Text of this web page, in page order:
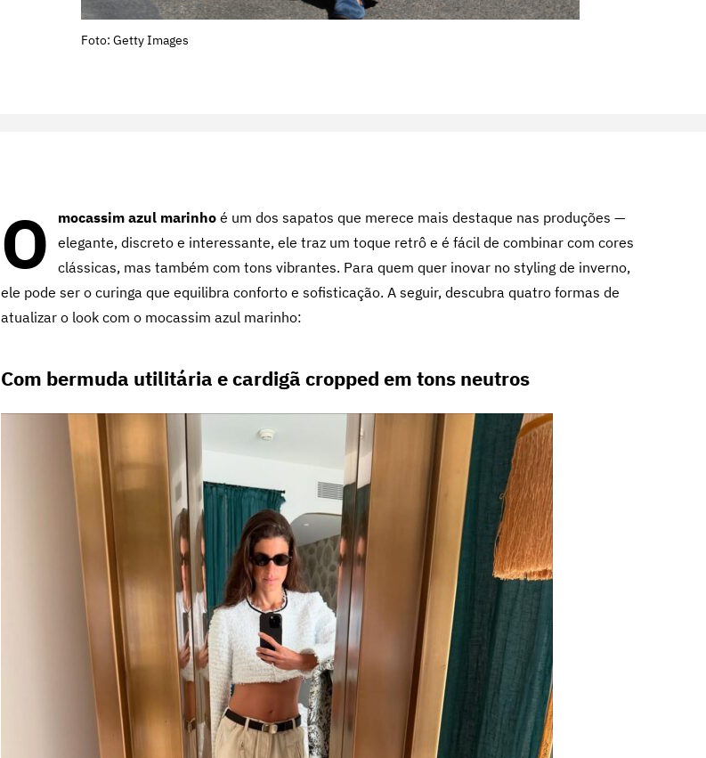
Foto: Getty Images
O mocassim azul marinho é um dos sapatos que merece mais destaque nas produções —
elegante, discreto e interessante, ele traz um toque retrô e é fácil de combinar com cores
clássicas, mas também com tons vibrantes. Para quem quer inovar no styling de inverno,
ele pode ser o curinga que equilibra conforto e sofisticação. A seguir, descubra quatro formas de
atualizar o look com o mocassim azul marinho:
Com bermuda utilitária e cardigã cropped em tons neutros